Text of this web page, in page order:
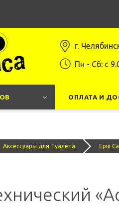
г.
Пн - Сб: c
ОПЛАТА И
Аксессуары для Туалета Ерш